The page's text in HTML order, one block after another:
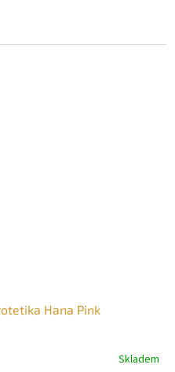
Hana Pink
Skladem